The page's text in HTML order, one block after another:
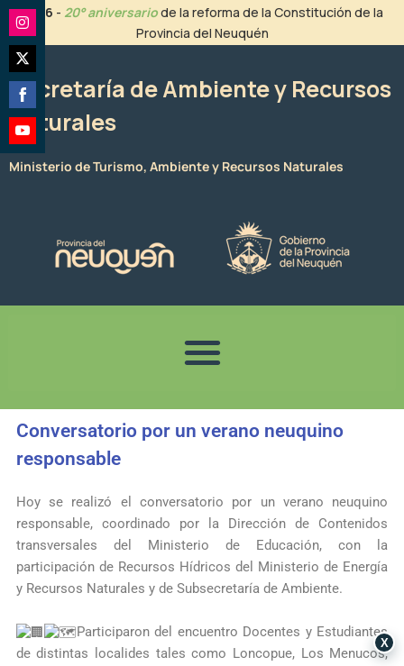
contenido
2026 - 20° aniversariode la reforma de la Constitución de la
Provincia del Neuquén
Secretaría de Ambiente y Recursos
Naturales
Ministerio de Turismo, Ambiente y Recursos Naturales
Conversatorio por un verano neuquino
responsable
Hoy se realizó el conversatorio por un verano neuquino
responsable, coordinado por la Dirección de Contenidos
transversales del Ministerio de Educación, con la
participación de Recursos Hídricos del Ministerio de Energía
y Recursos Naturales y de Subsecretaría de Ambiente.
Participaron del encuentro Docentes y Estudiantes
de distintas localides tales como Loncopue, Los Menucos,
Share
on
Instagram
Share
on
Twitter
Share
on
Facebook
Share
on
X